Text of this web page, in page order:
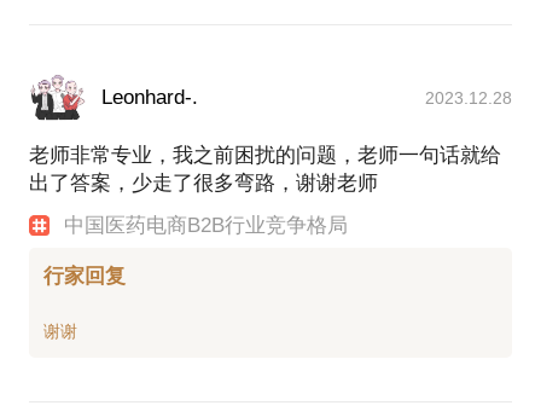
Leonhard-. 2023.12.28
老师非常专业，我之前困扰的问题，老师一句话就给
出了答案，少走了很多弯路，谢谢老师
中国医药电商B2B行业竞争格局
行家回复